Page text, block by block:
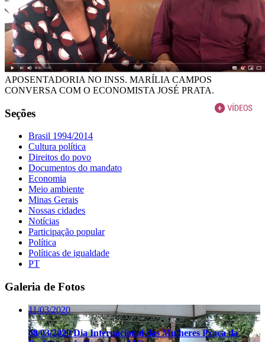
APOSENTADORIA NO INSS. MARÍLIA CAMPOS
CONVERSA COM O ECONOMISTA JOSÉ PRATA.
Seções
Brasil 1994/2014
Cultura política
Direitos do povo
Documentos do mandato
Economia
Meio ambiente
Minas Gerais
Nossas cidades
Notícias
Participação popular
Política
Políticas de igualdade
PT
Galeria de Fotos
11/03/2020
08/03/2020 Dia Internacional das Mulheres Praça da